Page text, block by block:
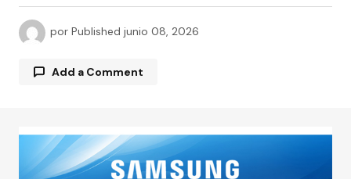
por Published junio 08, 2026
Add a Comment
Tu dirección de correo electrónico no será
publicada.Los campos obligatorios están
marcados con*